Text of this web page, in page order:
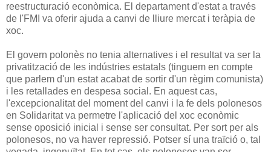
reestructuració econòmica. El departament d'estat a través
de l'FMI va oferir ajuda a canvi de lliure mercat i teràpia de
xoc.
El govern polonès no tenia alternatives i el resultat va ser la
privatització de les indústries estatals (tinguem en compte
que parlem d'un estat acabat de sortir d'un règim comunista)
i les retallades en despesa social. En aquest cas,
l'excepcionalitat del moment del canvi i la fe dels polonesos
en Solidaritat va permetre l'aplicació del xoc econòmic
sense oposició inicial i sense ser consultat. Per sort per als
polonesos, no va haver repressió. Potser sí una traïció o, tal